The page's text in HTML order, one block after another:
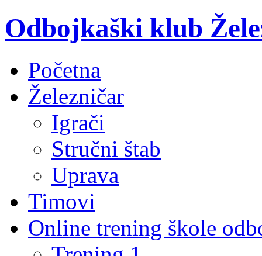
Odbojkaški klub
Početna
Železničar
Igrači
Stručni štab
Uprava
Timovi
Online trening škole